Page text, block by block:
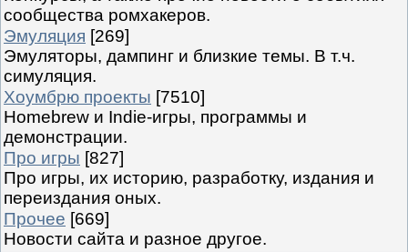
сообщества ромхакеров.
Эмуляция [269]
Эмуляторы, дампинг и близкие темы. В т.ч.
симуляция.
Хоумбрю проекты [7510]
Homebrew и Indie-игры, программы и
демонстрации.
Про игры [827]
Про игры, их историю, разработку, издания и
переиздания оных.
Прочее [669]
Новости сайта и разное другое.